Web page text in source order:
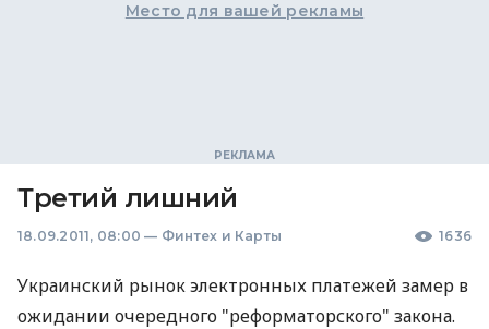
Место для вашей рекламы
Третий лишний
18.09.2011, 08:00 — Финтех и Карты 1636
Украинский рынок электронных платежей замер в
ожидании очередного "реформаторского" закона.